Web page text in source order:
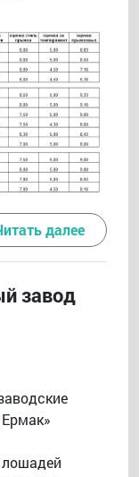
далее
завод
лошадей